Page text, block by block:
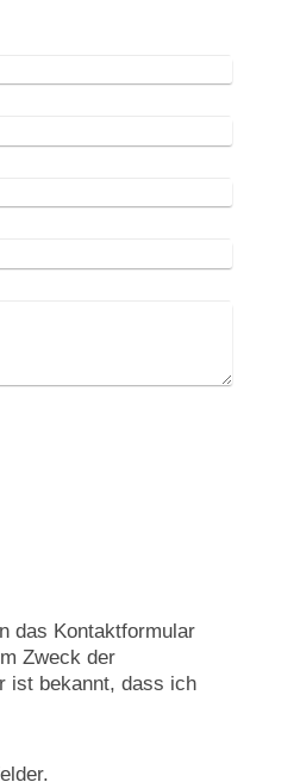
das Kontaktformular
Zweck der
ist bekannt, dass ich